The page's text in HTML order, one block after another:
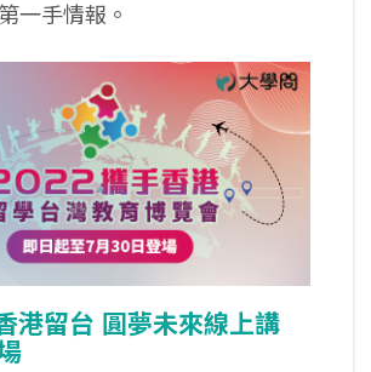
一手情報。
港留台 圓夢未來線上講